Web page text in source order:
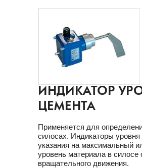
ИНДИКАТОР
ЦЕМЕНТА
Применяется для
силосах. Индикаторы
указания на максимальный
уровень материала в силосе
вращательного движения.